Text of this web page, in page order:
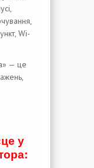
Wi-
— це
у